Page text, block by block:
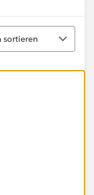
sortieren